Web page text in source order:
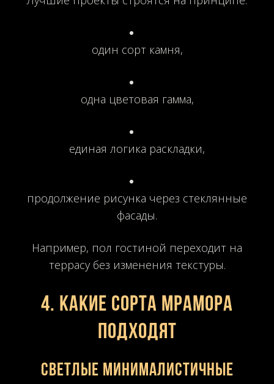
один сорт камня,
одна цветовая гамма,
единая логика раскладки,
продолжение рисунка через стеклянные
фасады.
Например, пол гостиной переходит на
террасу без изменения текстуры.
4. Какие сорта мрамора
подходят
Светлые минималистичные